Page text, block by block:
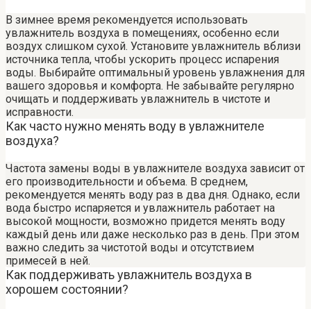
В зимнее время рекомендуется использовать
увлажнитель воздуха в помещениях, особенно если
воздух слишком сухой. Установите увлажнитель вблизи
источника тепла, чтобы ускорить процесс испарения
воды. Выбирайте оптимальный уровень увлажнения для
вашего здоровья и комфорта. Не забывайте регулярно
очищать и поддерживать увлажнитель в чистоте и
исправности.
Как часто нужно менять воду в увлажнителе
воздуха?
Частота замены воды в увлажнителе воздуха зависит от
его производительности и объема. В среднем,
рекомендуется менять воду раз в два дня. Однако, если
вода быстро испаряется и увлажнитель работает на
высокой мощности, возможно придется менять воду
каждый день или даже несколько раз в день. При этом
важно следить за чистотой воды и отсутствием
примесей в ней.
Как поддерживать увлажнитель воздуха в
хорошем состоянии?